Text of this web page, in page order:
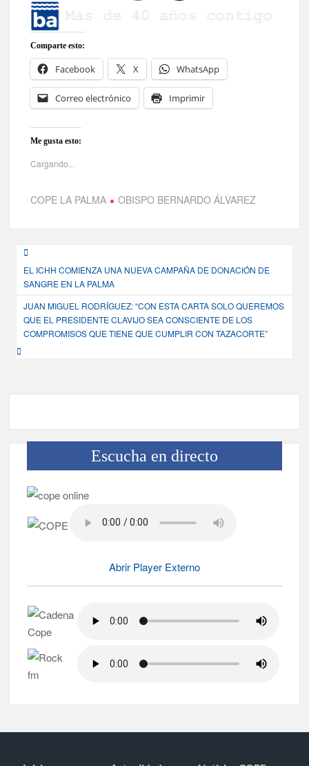
Comparte esto:
Facebook X WhatsApp
Correo electrónico Imprimir
Me gusta esto:
Cargando...
COPE LA PALMA OBISPO BERNARDO ÁLVAREZ
Navegación
de
entradas
EL ICHH COMIENZA UNA NUEVA CAMPAÑA DE DONACIÓN DE
SANGRE EN LA PALMA
JUAN MIGUEL RODRÍGUEZ: “CON ESTA CARTA SOLO QUEREMOS
QUE EL PRESIDENTE CLAVIJO SEA CONSCIENTE DE LOS
COMPROMISOS QUE TIENE QUE CUMPLIR CON TAZACORTE”
Escucha en directo
Abrir Player Externo